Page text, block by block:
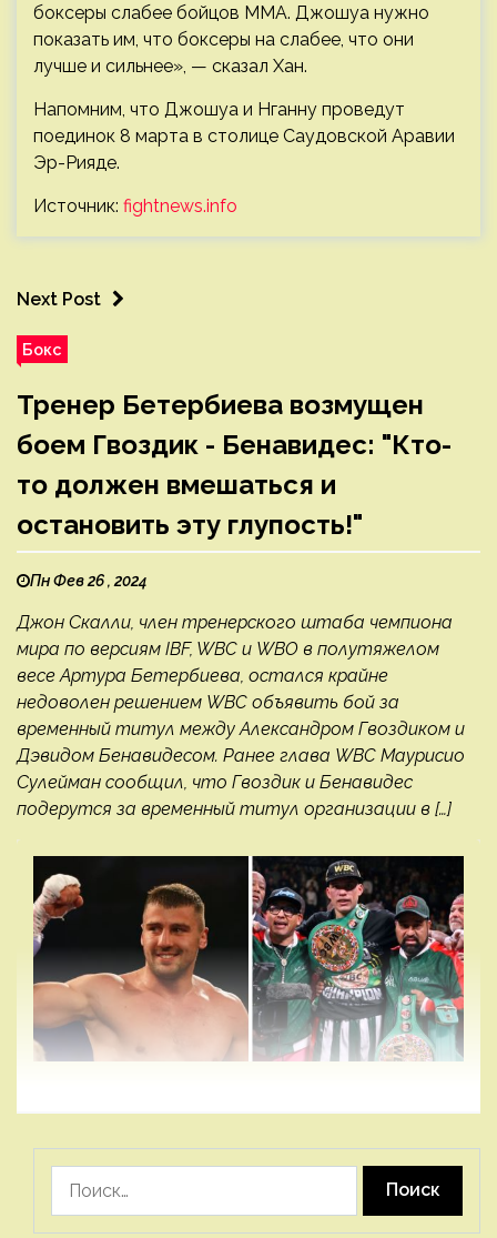
боксеры слабее бойцов ММА. Джошуа нужно
показать им, что боксеры на слабее, что они
лучше и сильнее», — сказал Хан.
Напомним, что Джошуа и Нганну проведут
поединок 8 марта в столице Саудовской Аравии
Эр-Рияде.
Источник: fightnews.info
Next Post
Бокс
Тренер Бетербиева возмущен
боем Гвоздик - Бенавидес: "Кто-
то должен вмешаться и
остановить эту глупость!"
Пн Фев 26 , 2024
Джон Скалли, член тренерского штаба чемпиона
мира по версиям IBF, WBC и WBO в полутяжелом
весе Артура Бетербиева, остался крайне
недоволен решением WBC объявить бой за
временный титул между Александром Гвоздиком и
Дэвидом Бенавидесом. Ранее глава WBC Маурисио
Сулейман сообщил, что Гвоздик и Бенавидес
подерутся за временный титул организации в […]